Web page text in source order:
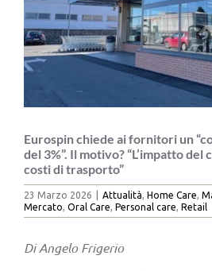
LE RIVISTE
CATEGORIE
CONTATTI
per:
Eurospin chiede ai fornitori un
del 3%”. Il motivo? “L’impatto
costi di trasporto”
23 Marzo 2026 Attualità, Home Care,
Mercato, Oral Care, Personal care, Retail
Di Angelo Frigerio